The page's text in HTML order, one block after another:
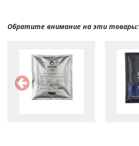
Обратите внимание на эти товары: